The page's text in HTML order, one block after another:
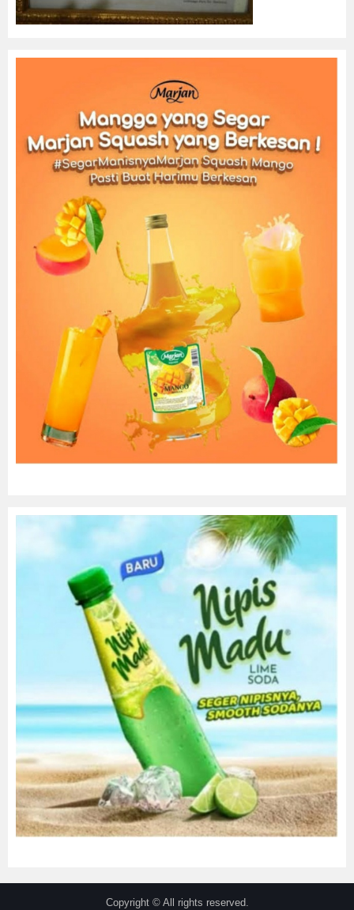
Copyright © All rights reserved.